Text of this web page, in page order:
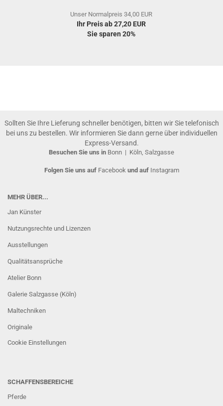
Unser Normalpreis 34,00 EUR
Ihr Preis ab 27,20 EUR
Sie sparen 20%
Sollten Sie Ihre Lieferung schneller benötigen, bitten wir Sie telefonisch
bei uns zu bestellen. Wir informieren Sie dann gerne über individuellen
Express-Versand.
Besuchen Sie uns in Bonn | Köln, Salzgasse
Folgen Sie uns auf Facebook und auf Instagram
MEHR ÜBER...
Jan Künster
Nutzungsrechte und Lizenzen
Ausstellungen
Qualitätsansprüche
Atelier Bonn
Galerie Salzgasse (Köln)
Maltechniken
Originale
Cookie Einstellungen
SCHAFFENSBEREICHE
Pferde